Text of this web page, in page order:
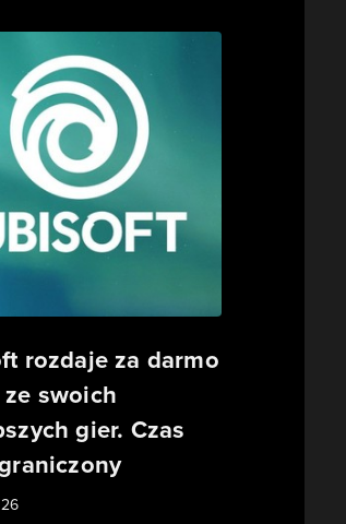
rozdaje za darmo
swoich
gier. Czas